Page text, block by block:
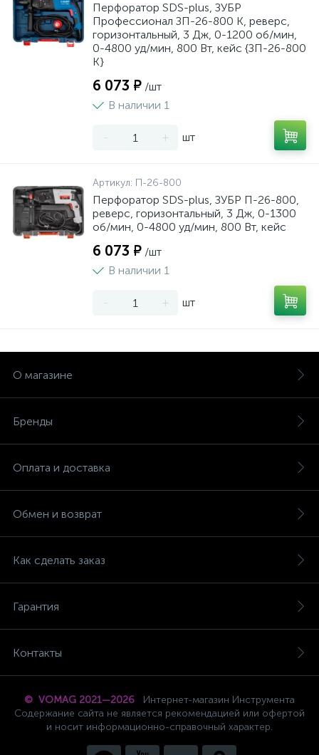
Перфоратор SDS-plus, ЗУБР
Профессионал ЗП-26-800 К, реверс,
горизонтальный, 3 Дж, 0-1200 об/мин,
0-4800 уд/мин, 800 Вт, кейс {ЗП-26-800
К}
6 073 ₽ /шт
В наличии 1
- + шт
Артикул: П-26-800
Перфоратор SDS-plus, ЗУБР П-26-800,
реверс, горизонтальный, 3 Дж, 0-1300
об/мин, 0-4800 уд/мин, 800 Вт, кейс
6 073 ₽ /шт
В наличии 1
- + шт
О магазине
Бренды
Оплата и доставка
Обмен и возврат
Как сделать заказ
Гарантия
Контакты
© VOMAG 2021—2026
Интернет-магазин Инструмента
Содержание сайта не является рекомендацией или офертой
и носит информационно-справочный характер.